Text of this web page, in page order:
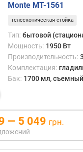
Monte MT-1561
телескопическая стойка
Тип: бытовой
Мощность: 1950 Вт
Производительность:
Комплектация:
Бак: 1700 мл, съемный
— 5 049 грн.